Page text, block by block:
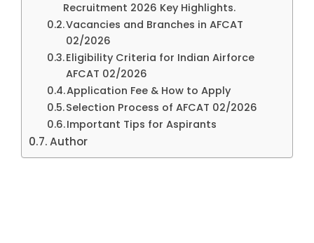
Recruitment 2026 Key Highlights.
Vacancies and Branches in AFCAT
02/2026
Eligibility Criteria for Indian Airforce
AFCAT 02/2026
Application Fee & How to Apply
Selection Process of AFCAT 02/2026
Important Tips for Aspirants
Author